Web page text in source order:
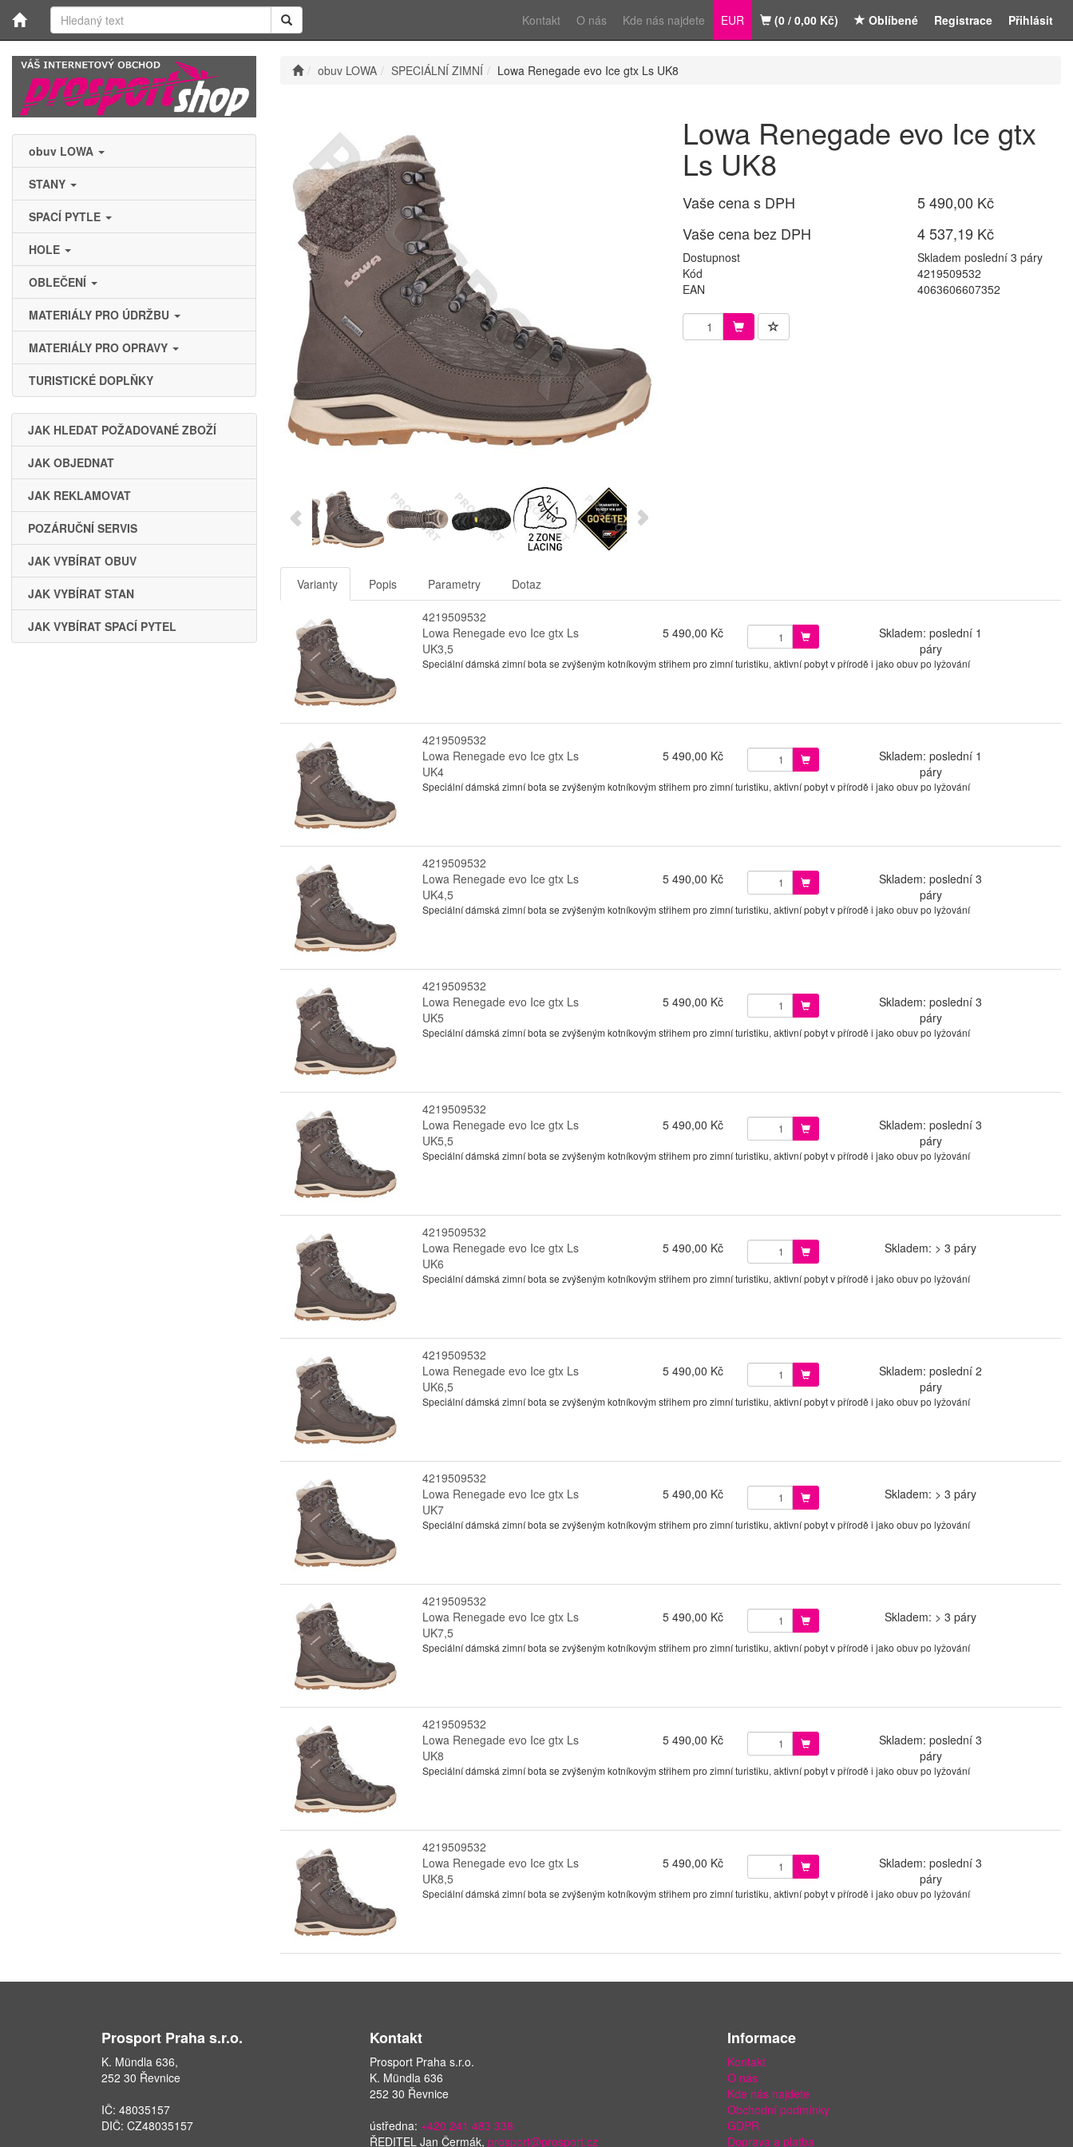
Registrace Přihlásit
Kontakt O nás Kde nás najdete EUR (0 / 0,00 Kč) Oblíbené
obuv LOWA
STANY
SPACÍ PYTLE
HOLE
OBLEČENÍ
MATERIÁLY PRO ÚDRŽBU
MATERIÁLY PRO OPRAVY
TURISTICKÉ DOPLŇKY
JAK HLEDAT POŽADOVANÉ ZBOŽÍ
JAK OBJEDNAT
JAK REKLAMOVAT
POZÁRUČNÍ SERVIS
JAK VYBÍRAT OBUV
JAK VYBÍRAT STAN
JAK VYBÍRAT SPACÍ PYTEL
obuv LOWA SPECIÁLNÍ ZIMNÍ Lowa Renegade evo Ice gtx Ls UK8
Lowa Renegade evo Ice gtx
Ls UK8
Vaše cena s DPH
5 490,00 Kč
Vaše cena bez DPH
4 537,19 Kč
Dostupnost
Skladem poslední 3 páry
Kód
4219509532
EAN
4063606607352
Varianty Popis Parametry Dotaz
4219509532
Lowa Renegade evo Ice gtx Ls
UK3,5
5 490,00 Kč
Skladem: poslední 1
páry
Speciální dámská zimní bota se zvýšeným kotníkovým střihem pro zimní turistiku, aktivní pobyt v přírodě i jako obuv po lyžování
4219509532
Lowa Renegade evo Ice gtx Ls
UK4
5 490,00 Kč
Skladem: poslední 1
páry
Speciální dámská zimní bota se zvýšeným kotníkovým střihem pro zimní turistiku, aktivní pobyt v přírodě i jako obuv po lyžování
4219509532
Lowa Renegade evo Ice gtx Ls
UK4,5
5 490,00 Kč
Skladem: poslední 3
páry
Speciální dámská zimní bota se zvýšeným kotníkovým střihem pro zimní turistiku, aktivní pobyt v přírodě i jako obuv po lyžování
4219509532
Lowa Renegade evo Ice gtx Ls
UK5
5 490,00 Kč
Skladem: poslední 3
páry
Speciální dámská zimní bota se zvýšeným kotníkovým střihem pro zimní turistiku, aktivní pobyt v přírodě i jako obuv po lyžování
4219509532
Lowa Renegade evo Ice gtx Ls
UK5,5
5 490,00 Kč
Skladem: poslední 3
páry
Speciální dámská zimní bota se zvýšeným kotníkovým střihem pro zimní turistiku, aktivní pobyt v přírodě i jako obuv po lyžování
4219509532
Lowa Renegade evo Ice gtx Ls
UK6
5 490,00 Kč Skladem: > 3 páry
Speciální dámská zimní bota se zvýšeným kotníkovým střihem pro zimní turistiku, aktivní pobyt v přírodě i jako obuv po lyžování
4219509532
Lowa Renegade evo Ice gtx Ls
UK6,5
5 490,00 Kč
Skladem: poslední 2
páry
Speciální dámská zimní bota se zvýšeným kotníkovým střihem pro zimní turistiku, aktivní pobyt v přírodě i jako obuv po lyžování
4219509532
Lowa Renegade evo Ice gtx Ls
UK7
5 490,00 Kč Skladem: > 3 páry
Speciální dámská zimní bota se zvýšeným kotníkovým střihem pro zimní turistiku, aktivní pobyt v přírodě i jako obuv po lyžování
4219509532
Lowa Renegade evo Ice gtx Ls
UK7,5
5 490,00 Kč Skladem: > 3 páry
Speciální dámská zimní bota se zvýšeným kotníkovým střihem pro zimní turistiku, aktivní pobyt v přírodě i jako obuv po lyžování
4219509532
Lowa Renegade evo Ice gtx Ls
UK8
5 490,00 Kč
Skladem: poslední 3
páry
Speciální dámská zimní bota se zvýšeným kotníkovým střihem pro zimní turistiku, aktivní pobyt v přírodě i jako obuv po lyžování
4219509532
Lowa Renegade evo Ice gtx Ls
UK8,5
5 490,00 Kč
Skladem: poslední 3
páry
Speciální dámská zimní bota se zvýšeným kotníkovým střihem pro zimní turistiku, aktivní pobyt v přírodě i jako obuv po lyžování
Prosport Praha s.r.o.
K. Mündla 636,
252 30 Řevnice
IČ: 48035157
DIČ: CZ48035157
Kontakt
Prosport Praha s.r.o.
K. Mündla 636
252 30 Řevnice
ústředna: +420 241 483 338
ŘEDITEL Jan Čermák, prosport@prosport.cz
Informace
Kontakt
O nás
Kde nás najdete
Obchodní podmínky
GDPR
Doprava a platba